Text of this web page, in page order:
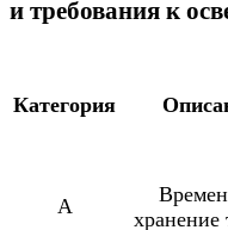
и требования к
Категория
A
хранение